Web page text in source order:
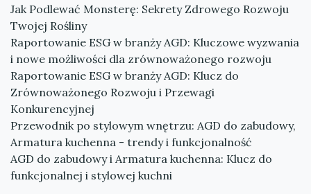
Jak Podlewać Monsterę: Sekrety Zdrowego Rozwoju
Twojej Rośliny
Raportowanie ESG w branży AGD: Kluczowe wyzwania
i nowe możliwości dla zrównoważonego rozwoju
Raportowanie ESG w branży AGD: Klucz do
Zrównoważonego Rozwoju i Przewagi
Konkurencyjnej
Przewodnik po stylowym wnętrzu: AGD do zabudowy,
Armatura kuchenna - trendy i funkcjonalność
AGD do zabudowy i Armatura kuchenna: Klucz do
funkcjonalnej i stylowej kuchni